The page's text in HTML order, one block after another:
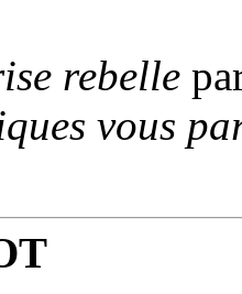
rebelle
vous